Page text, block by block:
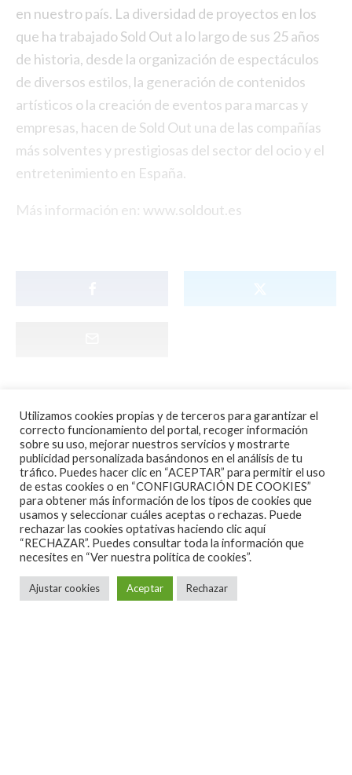
en nuestro país. La diversidad de proyectos en los
que ha trabajado Sold Out a lo largo de sus 25 años
de historia, desde la organización de espectáculos
de diversos estilos, la generación de contenidos
artísticos o la creación de eventos para marcas y
empresas, hacen de Sold Out una de las compañías
más solventes y prestigiosas del sector del ocio y el
entretenimiento en España.
Más información en: www.soldout.es
Utilizamos cookies propias y de terceros para garantizar el
correcto funcionamiento del portal, recoger información
sobre su uso, mejorar nuestros servicios y mostrarte
publicidad personalizada basándonos en el análisis de tu
tráfico. Puedes hacer clic en “ACEPTAR” para permitir el uso
de estas cookies o en “CONFIGURACIÓN DE COOKIES”
para obtener más información de los tipos de cookies que
usamos y seleccionar cuáles aceptas o rechazas. Puede
rechazar las cookies optativas haciendo clic aquí
“RECHAZAR”. Puedes consultar toda la información que
necesites en “Ver nuestra política de cookies”.
Ajustar cookies Aceptar Rechazar